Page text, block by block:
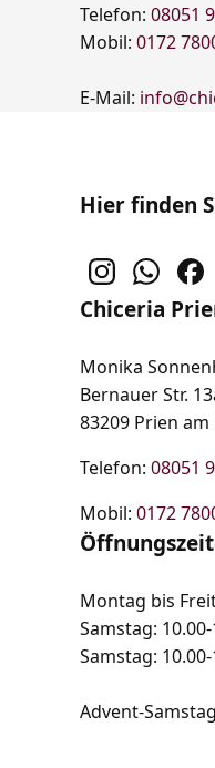
Telefon: 08051
Mobil: 0172
E-Mail:
Hier finden
Chiceria
Monika
Bernauer Str.
83209 Prien am
Telefon: 08051
Mobil: 0172
Montag bis
Samstag:
Samstag:
Advent-